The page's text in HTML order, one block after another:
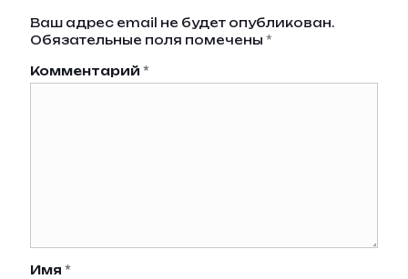
Ваш адрес email не будет опубликован.
Обязательные поля помечены *
Комментарий *
Имя *